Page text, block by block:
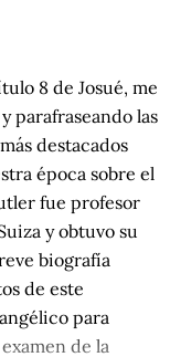
8 de Josué, me
parafraseando las
destacados
época sobre el
fue profesor
y obtuvo su
biografía
de este
para
de la